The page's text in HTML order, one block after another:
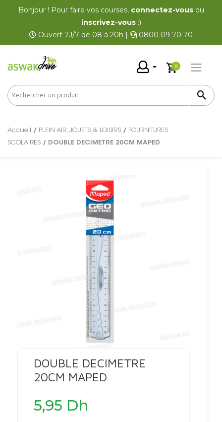
Bonjour ! Pour faire vos courses, connectez-vousou
inscrivez-vous:)
Ouvert 7J/7 de 08 à 20h |
0800 09 70 70
0
Accueil / PLEIN AIR, JOUETS & LOISIRS / FOURNITURES
SCOLAIRES / DOUBLE DECIMETRE 20CM MAPED
DOUBLE DECIMETRE
20CM MAPED
5,95 Dh